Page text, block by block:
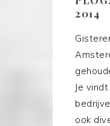
2014
Je
ook